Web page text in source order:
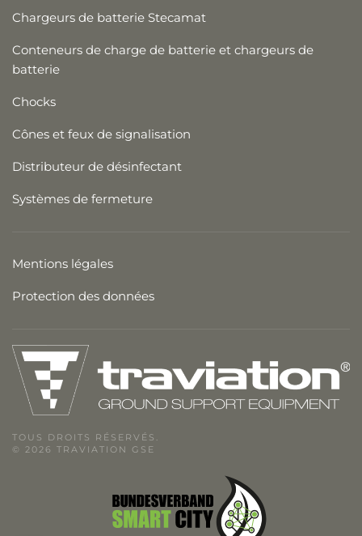
Chargeurs de batterie Stecamat
Conteneurs de charge de batterie et chargeurs de
batterie
Chocks
Cônes et feux de signalisation
Distributeur de désinfectant
Systèmes de fermeture
Mentions légales
Protection des données
TOUS DROITS RÉSERVÉS.
© 2026 TRAVIATION GSE